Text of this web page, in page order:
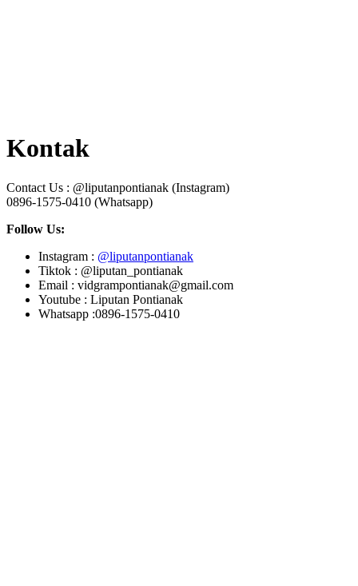
Kontak
Contact Us : @liputanpontianak (Instagram)
0896-1575-0410 (Whatsapp)
Follow Us:
Instagram : @liputanpontianak
Tiktok : @liputan_pontianak
Email : vidgrampontianak@gmail.com
Youtube : Liputan Pontianak
Whatsapp :0896-1575-0410